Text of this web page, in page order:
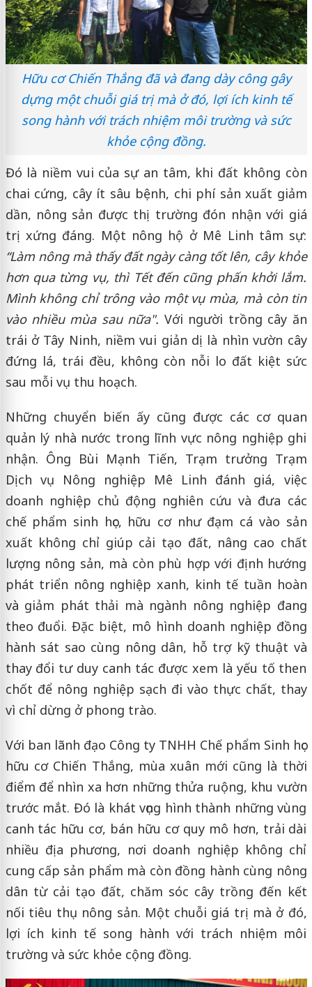
Hữu cơ Chiến Thắng đã và đang dày công gây
dựng một chuỗi giá trị mà ở đó, lợi ích kinh tế
song hành với trách nhiệm môi trường và sức
khỏe cộng đồng.
Đó là niềm vui của sự an tâm, khi đất không còn
chai cứng, cây ít sâu bệnh, chi phí sản xuất giảm
dần, nông sản được thị trường đón nhận với giá
trị xứng đáng. Một nông hộ ở Mê Linh tâm sự:
“Làm nông mà thấy đất ngày càng tốt lên, cây khỏe
hơn qua từng vụ, thì Tết đến cũng phấn khởi lắm.
Mình không chỉ trông vào một vụ mùa, mà còn tin
vào nhiều mùa sau nữa". Với người trồng cây ăn
trái ở Tây Ninh, niềm vui giản dị là nhìn vườn cây
đứng lá, trái đều, không còn nỗi lo đất kiệt sức
sau mỗi vụ thu hoạch.
Những chuyển biến ấy cũng được các cơ quan
quản lý nhà nước trong lĩnh vực nông nghiệp ghi
nhận. Ông Bùi Mạnh Tiến, Trạm trưởng Trạm
Dịch vụ Nông nghiệp Mê Linh đánh giá, việc
doanh nghiệp chủ động nghiên cứu và đưa các
chế phẩm sinh học, hữu cơ như đạm cá vào sản
xuất không chỉ giúp cải tạo đất, nâng cao chất
lượng nông sản, mà còn phù hợp với định hướng
phát triển nông nghiệp xanh, kinh tế tuần hoàn
và giảm phát thải mà ngành nông nghiệp đang
theo đuổi. Đặc biệt, mô hình doanh nghiệp đồng
hành sát sao cùng nông dân, hỗ trợ kỹ thuật và
thay đổi tư duy canh tác được xem là yếu tố then
chốt để nông nghiệp sạch đi vào thực chất, thay
vì chỉ dừng ở phong trào.
Với ban lãnh đạo Công ty TNHH Chế phẩm Sinh học
hữu cơ Chiến Thắng, mùa xuân mới cũng là thời
điểm để nhìn xa hơn những thửa ruộng, khu vườn
trước mắt. Đó là khát vọng hình thành những vùng
canh tác hữu cơ, bán hữu cơ quy mô hơn, trải dài
nhiều địa phương, nơi doanh nghiệp không chỉ
cung cấp sản phẩm mà còn đồng hành cùng nông
dân từ cải tạo đất, chăm sóc cây trồng đến kết
nối tiêu thụ nông sản. Một chuỗi giá trị mà ở đó,
lợi ích kinh tế song hành với trách nhiệm môi
trường và sức khỏe cộng đồng.